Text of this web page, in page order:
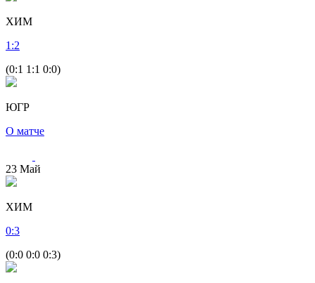
ХИМ
1 :2
(0:1 1:1 0:0)
ЮГР
О матче
23 Май
ХИМ
0:3
(0:0 0:0 0:3)